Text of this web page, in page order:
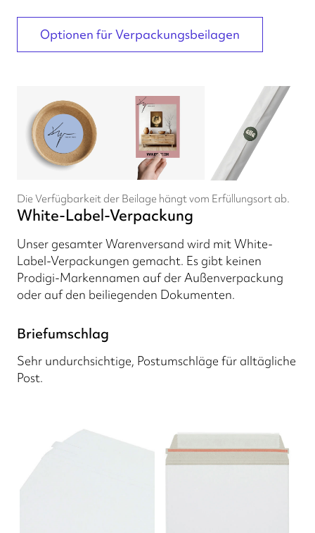
Optionen für Verpackungsbeilagen
Die Verfügbarkeit der Beilage hängt vom Erfüllungsort ab.
White-Label-Verpackung
Unser gesamter Warenversand wird mit White-
Label-Verpackungen gemacht. Es gibt keinen
Prodigi-Markennamen auf der Außenverpackung
oder auf den beiliegenden Dokumenten.
Briefumschlag
Sehr undurchsichtige, Postumschläge für alltägliche
Post.